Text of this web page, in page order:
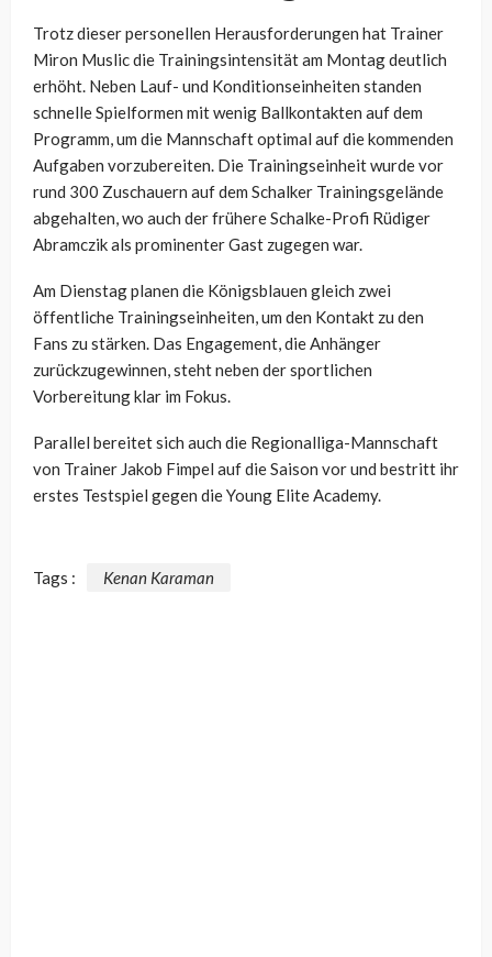
Trotz dieser personellen Herausforderungen hat Trainer
Miron Muslic die Trainingsintensität am Montag deutlich
erhöht. Neben Lauf- und Konditionseinheiten standen
schnelle Spielformen mit wenig Ballkontakten auf dem
Programm, um die Mannschaft optimal auf die kommenden
Aufgaben vorzubereiten. Die Trainingseinheit wurde vor
rund 300 Zuschauern auf dem Schalker Trainingsgelände
abgehalten, wo auch der frühere Schalke-Profi Rüdiger
Abramczik als prominenter Gast zugegen war.
Am Dienstag planen die Königsblauen gleich zwei
öffentliche Trainingseinheiten, um den Kontakt zu den
Fans zu stärken. Das Engagement, die Anhänger
zurückzugewinnen, steht neben der sportlichen
Vorbereitung klar im Fokus.
Parallel bereitet sich auch die Regionalliga-Mannschaft
von Trainer Jakob Fimpel auf die Saison vor und bestritt ihr
erstes Testspiel gegen die Young Elite Academy.
Tags : Kenan Karaman